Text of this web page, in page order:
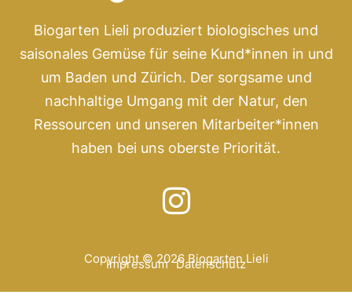
Biogarten Lieli produziert biologisches und
saisonales Gemüse für seine Kund*innen in und
um Baden und Zürich. Der sorgsame und
nachhaltige Umgang mit der Natur, den
Ressourcen und unseren Mitarbeiter*innen
haben bei uns oberste Priorität.
Copyright © 2026 Biogarten Lieli
Impressum Datenschutz